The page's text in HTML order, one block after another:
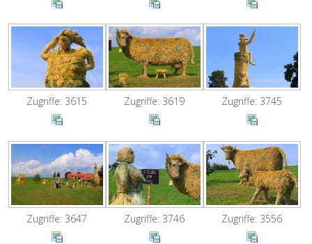
Zugriffe: 3615 Zugriffe: 3619 Zugriffe: 3745
Zugriffe: 3647 Zugriffe: 3746 Zugriffe: 3556